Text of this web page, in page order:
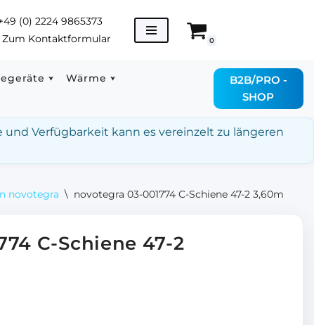
(0) 2224 9865373
Zum Kontaktformular 0
Wärme
B2B/PRO -
SHOP
Verfügbarkeit kann es vereinzelt zu längeren
novotegra \ novotegra 03-001774 C-Schiene 47-2 3,60m
C-Schiene 47-2